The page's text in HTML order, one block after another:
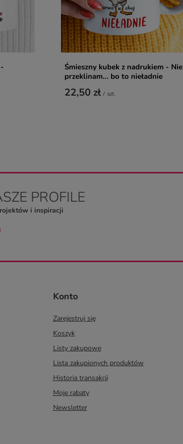
Śmieszny kubek z nadrukiem - Nie
przeklinam... bo to nieładnie
22,50 zł / szt.
PROFILE
i inspiracji
Konto
Zarejestruj się
Koszyk
Listy zakupowe
Lista zakupionych produktów
Historia transakcji
Moje rabaty
Newsletter